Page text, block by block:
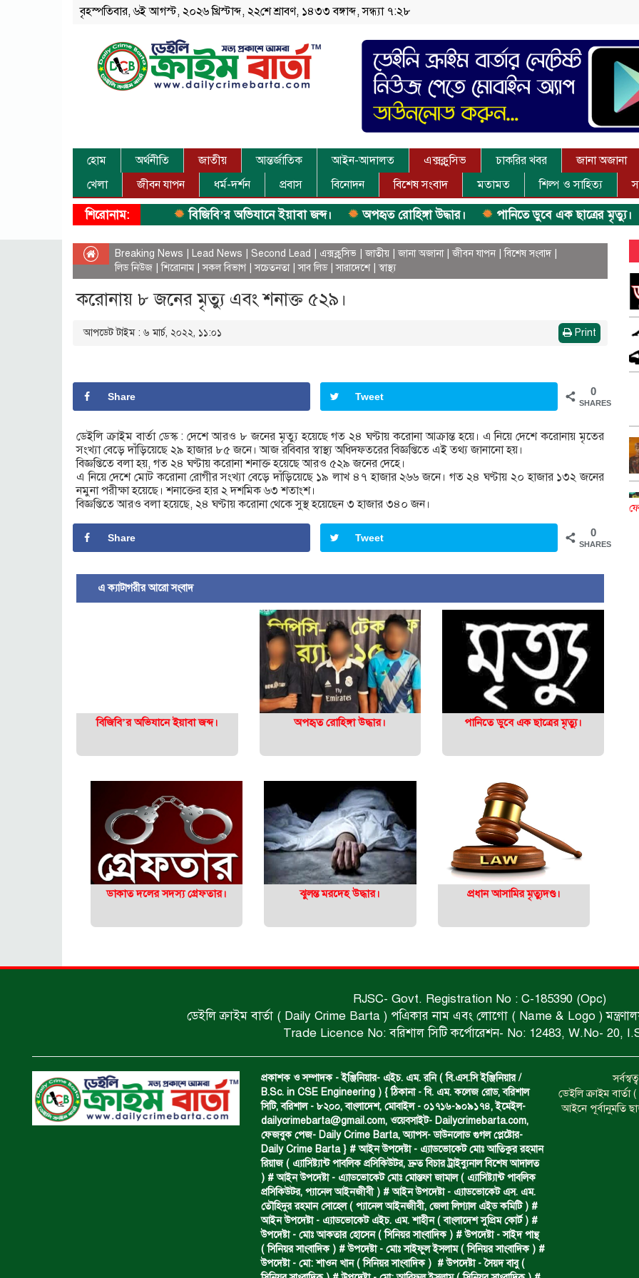
বৃহস্পতিবার, ৬ই আগস্ট, ২০২৬ খ্রিস্টাব্দ, ২২শে শ্রাবণ, ১৪৩৩ বঙ্গাব্দ, সন্ধ্যা ৭:২৮
হোম অর্থনীতি জাতীয় আন্তর্জাতিক আইন-আদালত এক্সক্লুসিভ চাকরির খবর জানা অজানা
খেলা
জীবন যাপন ধর্ম-দর্শন প্রবাস বিনোদন বিশেষ সংবাদ মতামত শিল্প ও সাহিত্য
শিরোনাম: বিজিবি’র অভিযানে ইয়াবা জব্দ। অপহৃত রোহিঙ্গা উদ্ধার। পানিতে ডুবে এক ছাত্রের মৃত্যু।
Breaking News Lead News Second Lead এক্সক্লুসিভ |জাতীয় |জানা অজানা|জীবন যাপন |বিশেষ সংবাদ|
লিড নিউজ |শিরোনাম|সকল বিভাগ|সচেতনতা|সাব লিড|সারাদেশে|স্বাস্থ্য
করোনায় ৮ জনের মৃত্যু এবং শনাক্ত ৫২৯।
আপডেট টাইম : ৬ মার্চ, ২০২২, ১১:০১ Print
0
SHARES
Share Tweet
ডেইলি ক্রাইম বার্তা ডেস্ক : দেশে আরও ৮ জনের মৃত্যু হয়েছে গত ২৪ ঘণ্টায় করোনা আক্রান্ত হয়ে। এ নিয়ে দেশে করোনায় মৃতের
সংখ্যা বেড়ে দাঁড়িয়েছে ২৯ হাজার ৮৫ জনে। আজ রবিবার স্বাস্থ্য অধিদফতরের বিজ্ঞপ্তিতে এই তথ্য জানানো হয়।
বিজ্ঞপ্তিতে বলা হয়, গত ২৪ ঘণ্টায় করোনা শনাক্ত হয়েছে আরও ৫২৯ জনের দেহে।
এ নিয়ে দেশে মোট করোনা রোগীর সংখ্যা বেড়ে দাঁড়িয়েছে ১৯ লাখ ৪৭ হাজার ২৬৬ জনে। গত ২৪ ঘণ্টায় ২০ হাজার ১৩২ জনের
নমুনা পরীক্ষা হয়েছে। শনাক্তের হার ২ দশমিক ৬৩ শতাংশ।
বিজ্ঞপ্তিতে আরও বলা হয়েছে, ২৪ ঘণ্টায় করোনা থেকে সুস্থ হয়েছেন ৩ হাজার ৩৪০ জন।
0
SHARES
Share Tweet
এ ক্যাটাগরীর আরো সংবাদ
বিজিবি’র অভিযানে ইয়াবা জব্দ। অপহৃত রোহিঙ্গা উদ্ধার। পানিতে ডুবে এক ছাত্রের মৃত্যু।
ডাকাত দলের সদস্য গ্রেফতার। ঝুলন্ত মরদেহ উদ্ধার। প্রধান আসামির মৃত্যুদণ্ড।
RJSC- Govt. Registration No : C-185390 (Opc)
ডেইলি ক্রাইম বার্তা ( Daily Crime Barta ) পএিকার নাম এবং লোগো ( Name & Logo ) মন্ত্রণালয়
Trade Licence No: বরিশাল সিটি কর্পোরেশন- No: 12483, W.No- 20,
প্রকাশক ও সম্পাদক - ইঞ্জিনিয়ার- এইচ. এম. রনি ( বি.এস.সি ইঞ্জিনিয়ার /
B.Sc. in CSE Engineering ) { ঠিকানা - বি. এম. কলেজ রোড, বরিশাল
সিটি, বরিশাল - ৮২০০, বাংলাদেশ, মোবাইল - ০১৭১৬-৯০৯১৭৪, ইমেইল-
dailycrimebarta@gmail.com, ওয়েবসাইট- Dailycrimebarta.com,
ফেজবুক পেজ- Daily Crime Barta, অ‍্যাপস- ডাউনলোড গুগল প্লেষ্টোর-
Daily Crime Barta } # আইন উপদেষ্টা - এ্যাডভোকেট মোঃ আতিকুর রহমান
রিয়াজ ( এ‍্যাসিষ্ট‍্যান্ট পাবলিক প্রসিকিউটর, দ্রুত বিচার ট্রাইব্যুনাল বিশেষ আদালত
) # আইন উপদেষ্টা - এ্যাডভোকেট মোঃ মোস্তফা জামাল ( এ‍্যাসিষ্ট‍্যান্ট পাবলিক
প্রসিকিউটর, প‍্যানেল আইনজীবী ) # আইন উপদেষ্টা - এ্যাডভোকেট এস. এম.
তৌহিদুর রহমান সোহেল ( প‍্যানেল আইনজীবী, জেলা লিগ্যাল এইড কমিটি ) #
আইন উপদেষ্টা - এ্যাডভোকেট এইচ. এম. শাহীন ( বাংলাদেশ সুপ্রিম কোর্ট ) #
উপদেষ্টা - মোঃ আকতার হোসেন ( সিনিয়র সাংবাদিক ) # উপদেষ্টা - সাইদ পান্থ
( সিনিয়র সাংবাদিক ) # উপদেষ্টা - মোঃ সাইফুল ইসলাম ( সিনিয়র সাংবাদিক ) #
উপদেষ্টা - মো: শাওন খান ( সিনিয়র সাংবাদিক ) # উপদেষ্টা - সৈয়দ বাবু (
ডেইলি ক্রাইম
আইনে পূর্বানুমতি